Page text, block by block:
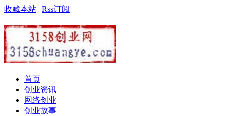
收藏本站 | Rss订阅
首页
创业资讯
网络创业
创业故事